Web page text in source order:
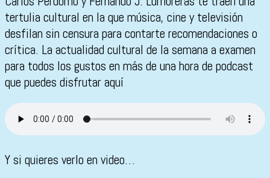
tertulia cultural en la que música, cine y televisión
desfilan sin censura para contarte recomendaciones o
crítica. La actualidad cultural de la semana a examen
para todos los gustos en más de una hora de podcast
que puedes disfrutar aquí
Y si quieres verlo en video…